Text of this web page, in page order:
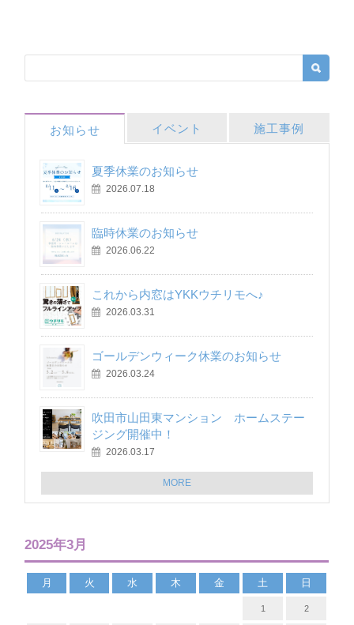
お知らせ イベント 施工事例
夏季休業のお知らせ
2026.07.18
臨時休業のお知らせ
2026.06.22
これから内窓はYKKウチリモへ♪
2026.03.31
ゴールデンウィーク休業のお知らせ
2026.03.24
吹田市山田東マンション ホームステー
ジング開催中！
2026.03.17
MORE
2025年3月
月 火 水 木 金 土 日
1 2